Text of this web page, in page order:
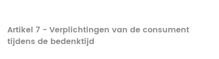
Artikel 7 - Verplichtingen van de consument
tijdens de bedenktijd